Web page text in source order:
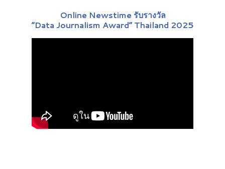
Online Newstime รับรางวัล
“Data Journalism Award” Thailand 2025